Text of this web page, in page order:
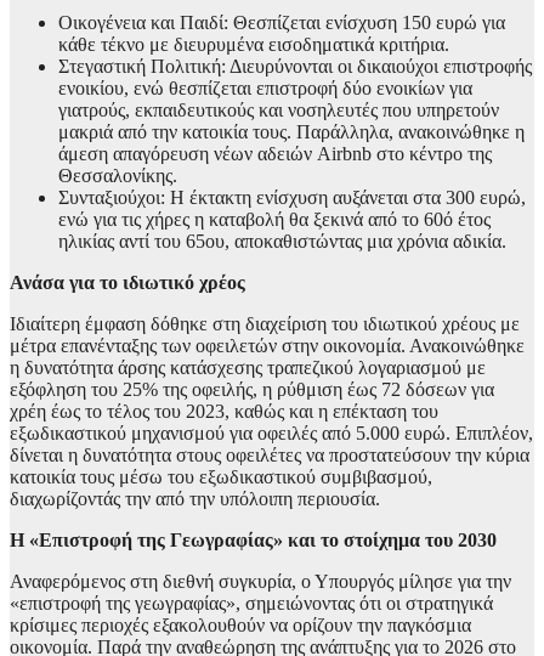
Οικογένεια και Παιδί: Θεσπίζεται ενίσχυση 150 ευρώ για
κάθε τέκνο με διευρυμένα εισοδηματικά κριτήρια.
Στεγαστική Πολιτική: Διευρύνονται οι δικαιούχοι επιστροφής
ενοικίου, ενώ θεσπίζεται επιστροφή δύο ενοικίων για
γιατρούς, εκπαιδευτικούς και νοσηλευτές που υπηρετούν
μακριά από την κατοικία τους. Παράλληλα, ανακοινώθηκε η
άμεση απαγόρευση νέων αδειών Airbnb στο κέντρο της
Θεσσαλονίκης.
Συνταξιούχοι: Η έκτακτη ενίσχυση αυξάνεται στα 300 ευρώ,
ενώ για τις χήρες η καταβολή θα ξεκινά από το 60ό έτος
ηλικίας αντί του 65ου, αποκαθιστώντας μια χρόνια αδικία.
Ανάσα για το ιδιωτικό χρέος
Ιδιαίτερη έμφαση δόθηκε στη διαχείριση του ιδιωτικού χρέους με
μέτρα επανένταξης των οφειλετών στην οικονομία. Ανακοινώθηκε
η δυνατότητα άρσης κατάσχεσης τραπεζικού λογαριασμού με
εξόφληση του 25% της οφειλής, η ρύθμιση έως 72 δόσεων για
χρέη έως το τέλος του 2023, καθώς και η επέκταση του
εξωδικαστικού μηχανισμού για οφειλές από 5.000 ευρώ. Επιπλέον,
δίνεται η δυνατότητα στους οφειλέτες να προστατεύσουν την κύρια
κατοικία τους μέσω του εξωδικαστικού συμβιβασμού,
διαχωρίζοντάς την από την υπόλοιπη περιουσία.
Η «Επιστροφή της Γεωγραφίας» και το στοίχημα του 2030
Αναφερόμενος στη διεθνή συγκυρία, ο Υπουργός μίλησε για την
«επιστροφή της γεωγραφίας», σημειώνοντας ότι οι στρατηγικά
κρίσιμες περιοχές εξακολουθούν να ορίζουν την παγκόσμια
οικονομία. Παρά την αναθεώρηση της ανάπτυξης για το 2026 στο